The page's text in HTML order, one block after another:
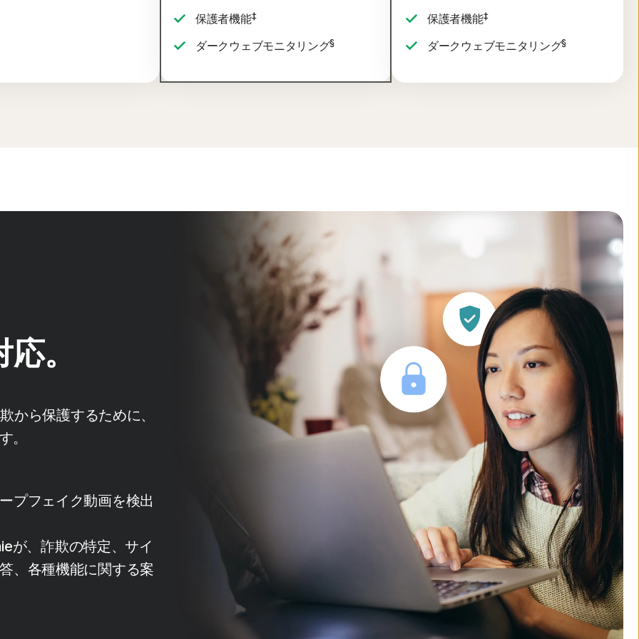
保護者機能‡
ダークウェブモニタリング§
保護者機能‡
ダークウェブモニタリング§
。
から保護するために、
。
プフェイク動画を検出
が、詐欺の特定、サイ
、各種機能に関する案